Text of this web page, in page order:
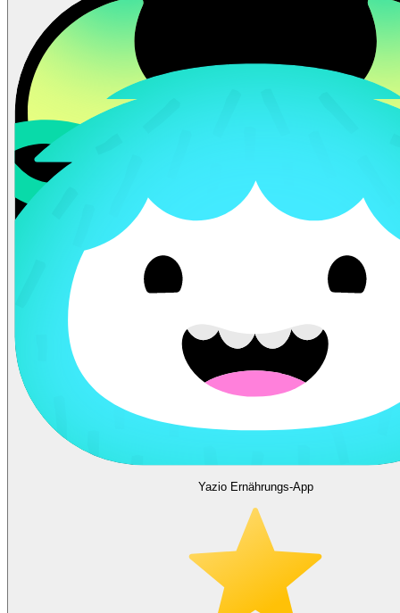
Yazio Ernährungs-App